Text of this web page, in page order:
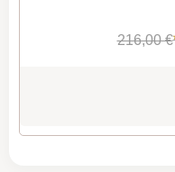
216,00 €